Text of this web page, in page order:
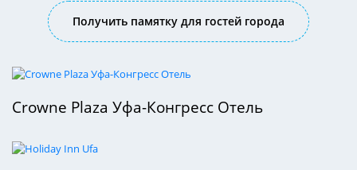
Получить памятку для гостей города
Crowne Plaza Уфа-Конгресс Отель